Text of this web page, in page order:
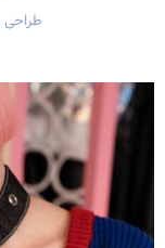
طراحی